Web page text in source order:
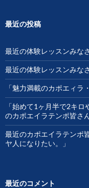
最近の投稿
最近の体験レッスンみな
最近の体験レッスンみな
「魅力満載のカポエィラ
「始めて1ヶ月半で2キ
のカポエイラテンポ皆さ
最近のカポエイラテンポ
ヤ人になりたい。」
最近のコメント